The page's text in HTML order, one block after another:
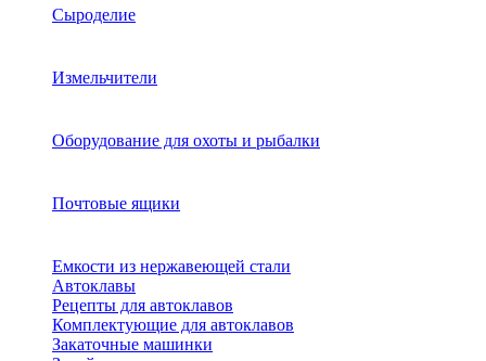
Сыроделие
Измельчители
Оборудование для охоты и рыбалки
Почтовые ящики
Емкости из нержавеющей стали
Автоклавы
Рецепты для автоклавов
Комплектующие для автоклавов
Закаточные машинки